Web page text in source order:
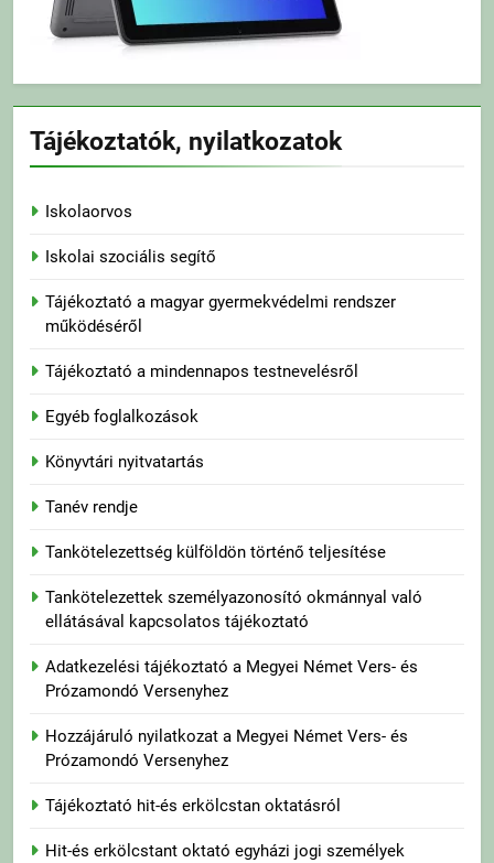
Tájékoztatók, nyilatkozatok
Iskolaorvos
Iskolai szociális segítő
Tájékoztató a magyar gyermekvédelmi rendszer
működéséről
Tájékoztató a mindennapos testnevelésről
Egyéb foglalkozások
Könyvtári nyitvatartás
Tanév rendje
Tankötelezettség külföldön történő teljesítése
Tankötelezettek személyazonosító okmánnyal való
ellátásával kapcsolatos tájékoztató
Adatkezelési tájékoztató a Megyei Német Vers- és
Prózamondó Versenyhez
Hozzájáruló nyilatkozat a Megyei Német Vers- és
Prózamondó Versenyhez
Tájékoztató hit-és erkölcstan oktatásról
Hit-és erkölcstant oktató egyházi jogi személyek